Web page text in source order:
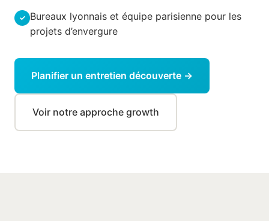
Bureaux lyonnais et équipe parisienne pour les
projets d’envergure
Planifier un entretien découverte →
Voir notre approche growth